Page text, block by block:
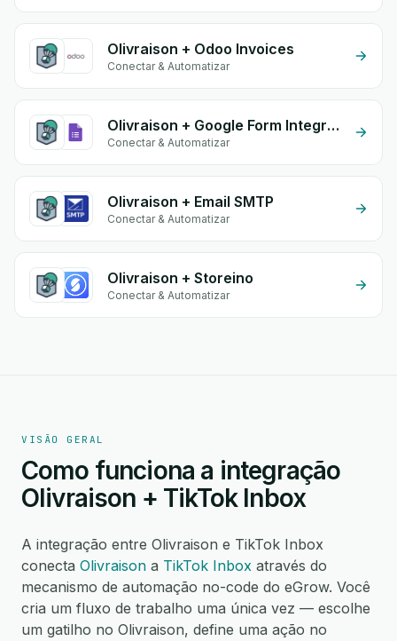
Olivraison + Odoo Invoices
Conectar & Automatizar
Olivraison + Google Form Integration
Conectar & Automatizar
Olivraison + Email SMTP
Conectar & Automatizar
Olivraison + Storeino
Conectar & Automatizar
VISÃO GERAL
Como funciona a integração
Olivraison + TikTok Inbox
A integração entre Olivraison e TikTok Inbox
conecta Olivraison a TikTok Inbox através do
mecanismo de automação no-code do eGrow. Você
cria um fluxo de trabalho uma única vez — escolhe
um gatilho no Olivraison, define uma ação no